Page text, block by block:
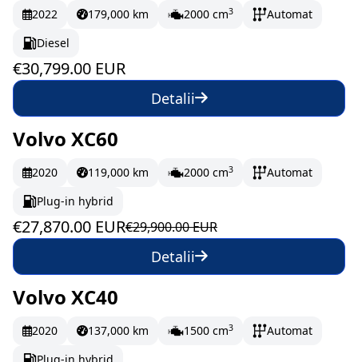
2022 179,000 km 2000 cm3
Automat
Diesel
€30,799.00 EUR
Detalii
În stoc 464.5 EUR/lună
Volvo XC60
2020 119,000 km 2000 cm3
Automat
Plug-in hybrid
€27,870.00 EUR€29,900.00 EUR
Detalii
În stoc 329.98 EUR/lună
Volvo XC40
2020 137,000 km 1500 cm3
Automat